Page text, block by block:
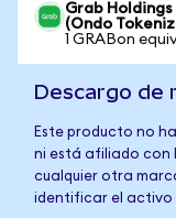
Grab
(Ondo
1 GRABon
Descargo de
Este producto no
ni está afiliado con
cualquier otra
identificar el activo